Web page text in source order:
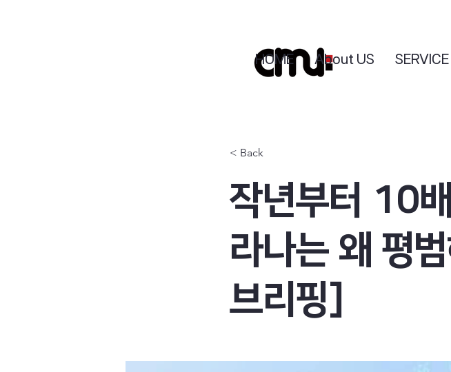
HOME About US SERVICE
< Back
작년부터 10
라나는 왜 평
브리핑]